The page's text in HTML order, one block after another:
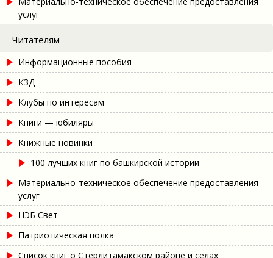
услуг
Читателям
Информационные пособия
КЗД
Клубы по интересам
Книги — юбиляры
Книжные новинки
100 лучших книг по башкирской истории
Материально-техническое обеспечение предоставления
услуг
НЭБ Свет
Патриотическая полка
Список книг о Стерлитамакском районе и селах